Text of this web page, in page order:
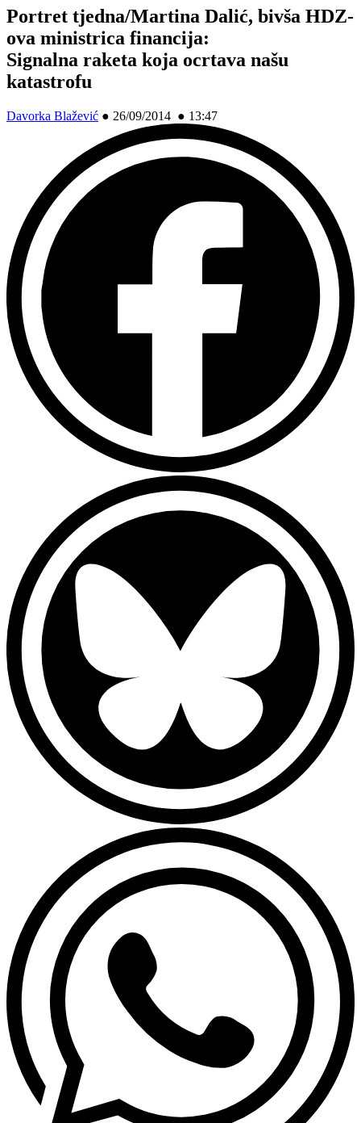
Portret tjedna/Martina Dalić, bivša HDZ-
ova ministrica financija:
Signalna raketa koja ocrtava našu
katastrofu
Davorka Blažević ● 26/09/2014 ● 13:47